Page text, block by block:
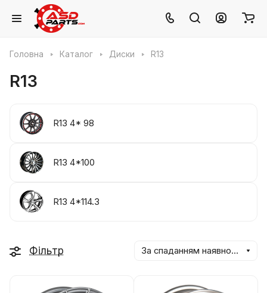
Головна Каталог Диски R13
R13
R13 4* 98
R13 4*100
R13 4*114.3
Фільтр За спаданням наявності